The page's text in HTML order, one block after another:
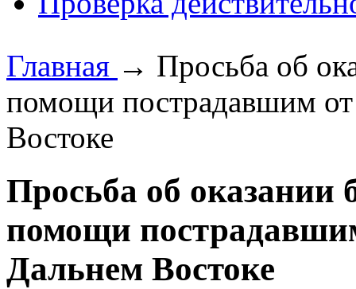
Главная → Просьба об
помощи пострадавшим
Востоке
Просьба об оказании
помощи
Дальнем Востоке